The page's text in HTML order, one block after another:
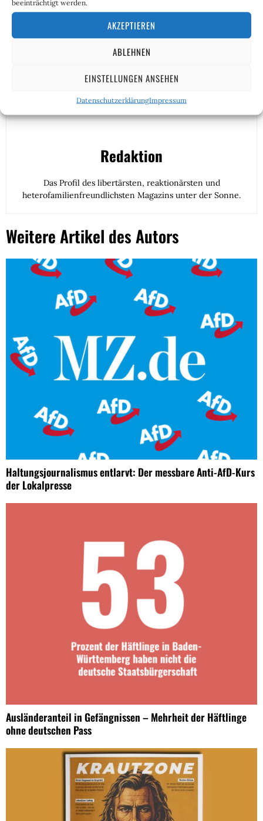
beeinträchtigt werden.
AKZEPTIEREN
ABLEHNEN
EINSTELLUNGEN ANSEHEN
DatenschutzerklärungImpressum
Redaktion
Das Profil des libertärsten, reaktionärsten und
heterofamilienfreundlichsten Magazins unter der Sonne.
Weitere Artikel des Autors
Haltungsjournalismus entlarvt: Der messbare Anti-AfD-Kurs
der Lokalpresse
Ausländeranteil in Gefängnissen – Mehrheit der Häftlinge
ohne deutschen Pass